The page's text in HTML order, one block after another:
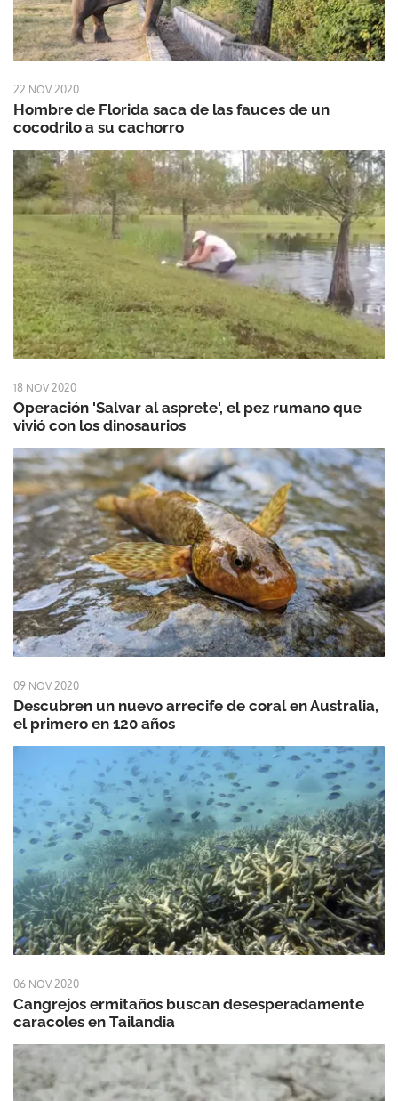
22 NOV 2020
Hombre de Florida saca de las fauces de un
cocodrilo a su cachorro
18 NOV 2020
Operación 'Salvar al asprete', el pez rumano que
vivió con los dinosaurios
09 NOV 2020
Descubren un nuevo arrecife de coral en Australia,
el primero en 120 años
06 NOV 2020
Cangrejos ermitaños buscan desesperadamente
caracoles en Tailandia